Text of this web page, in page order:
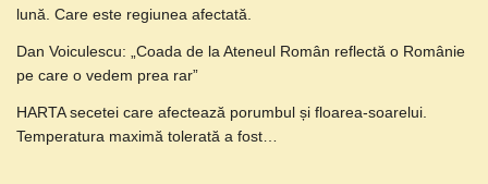
lună. Care este regiunea afectată.
Dan Voiculescu: „Coada de la Ateneul Român reflectă o Românie
pe care o vedem prea rar”
HARTA secetei care afectează porumbul și floarea-soarelui.
Temperatura maximă tolerată a fost…